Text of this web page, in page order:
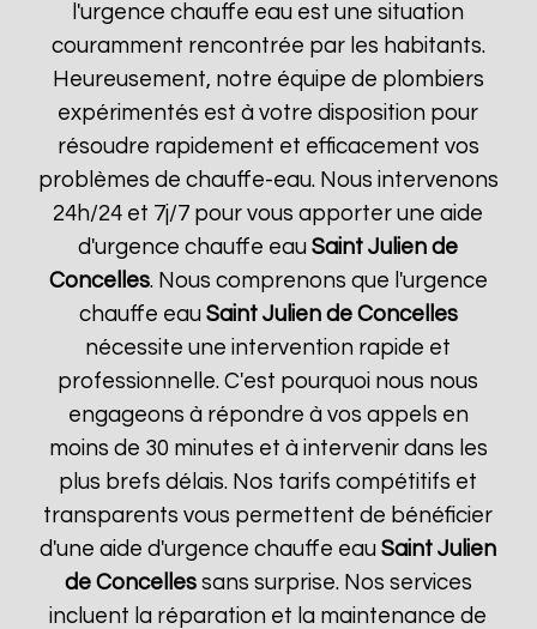
l'urgence chauffe eau est une situation
couramment rencontrée par les habitants.
Heureusement, notre équipe de plombiers
expérimentés est à votre disposition pour
résoudre rapidement et efficacement vos
problèmes de chauffe-eau. Nous intervenons
24h/24 et 7j/7 pour vous apporter une aide
d'urgence chauffe eauSaint Julien de
Concelles. Nous comprenons que l'urgence
chauffe eau Saint Julien de Concelles
nécessite une intervention rapide et
professionnelle. C'est pourquoi nous nous
engageons à répondre à vos appels en
moins de 30 minutes et à intervenir dans les
plus brefs délais. Nos tarifs compétitifs et
transparents vous permettent de bénéficier
d'une aide d'urgence chauffe eauSaint Julien
de Concellessans surprise. Nos services
incluent la réparation et la maintenance de